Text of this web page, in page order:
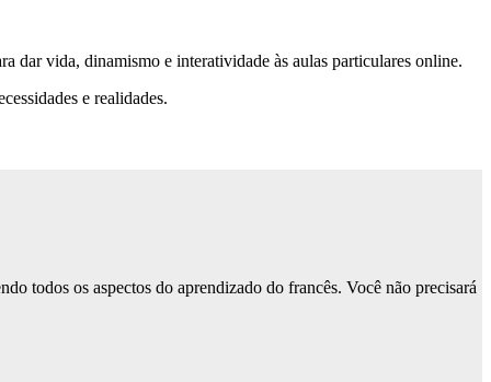
dar vida, dinamismo e interatividade às aulas particulares online.
e realidades.
todos os aspectos do aprendizado do francês. Você não precisará